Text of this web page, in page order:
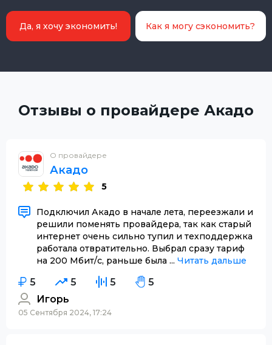
Да, я хочу экономить! Как я могу сэкономить?
Отзывы о провайдере Акадо
О провайдере
Акадо
5
Подключил Акадо в начале лета, переезжали и
решили поменять провайдера, так как старый
интернет очень сильно тупил и техподдержка
работала отвратительно. Выбрал сразу тариф
на 200 Мбит/с, раньше была ... Читать дальше
5 5 5
5
Игорь
05 Сентября 2024, 17:24